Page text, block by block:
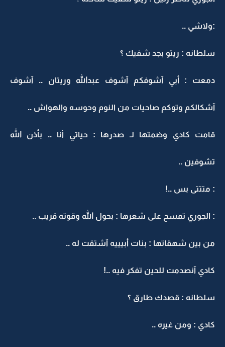
:ولاشي ..
سلطانه : ريتو بجد شفيك ؟
دمعت : أبي آشوفكم آشوف عبدالله وريتان .. آشوف
آشكالكم وتوكم صاحيات من النوم وحوسه والهواش ..
قامت كادي وضمتها لـ صدرها : حياتي أنا .. بأذن الله
تشوفين ..
: متتتى بس ..!
: الجوري تمسح على شعرها : بحول الله وقوته قريب ..
من بين شهقاتها : بنات أبيييه آشتقت له ..
كادي آنصدمت للحين تفكر فيه ..!
سلطانه : قصدك طارق ؟
كادي : ومن غيره ..